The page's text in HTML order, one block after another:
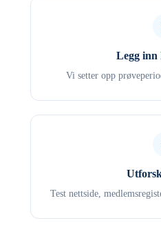
Legg
Vi setter opp
Test nettside,